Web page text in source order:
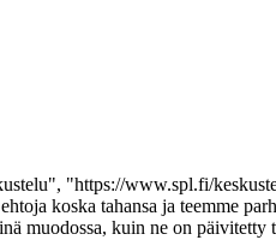
"https://www.spl.fi/
koska tahansa ja teemme
muodossa, kuin ne on päivitetty